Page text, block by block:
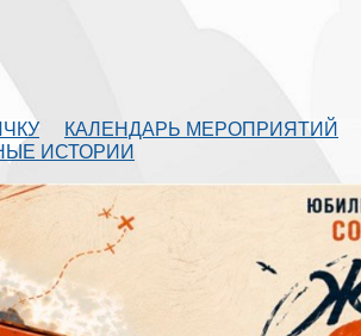
КАЛЕНДАРЬ МЕРОПРИЯТИЙ
ИСТОРИИ